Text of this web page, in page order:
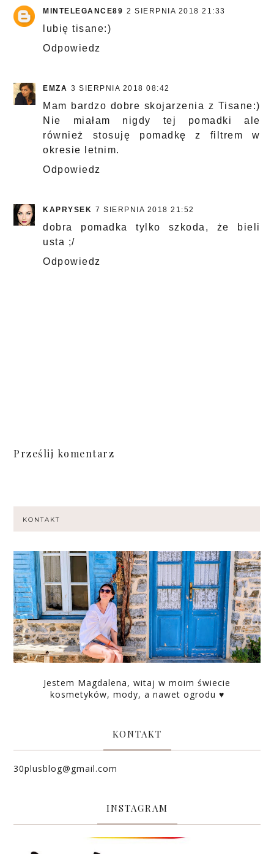
MINTELEGANCE89 2 SIERPNIA 2018 21:33
lubię tisane:)
Odpowiedz
EMZA 3 SIERPNIA 2018 08:42
Mam bardzo dobre skojarzenia z Tisane:)
Nie miałam nigdy tej pomadki ale
również stosuję pomadkę z filtrem w
okresie letnim.
Odpowiedz
KAPRYSEK 7 SIERPNIA 2018 21:52
dobra pomadka tylko szkoda, że bieli
usta ;/
Odpowiedz
Prześlij komentarz
KONTAKT
Jestem Magdalena, witaj w moim świecie
kosmetyków, mody, a nawet ogrodu ♥
KONTAKT
30plusblog@gmail.com
INSTAGRAM